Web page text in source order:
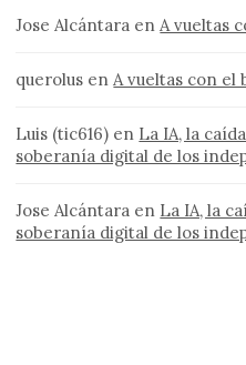
Jose Alcántara enA vueltas
querolus enA vueltas con el
Luis (tic616) en La IA, la
soberanía digital de los
Jose Alcántara en La IA, la
soberanía digital de los